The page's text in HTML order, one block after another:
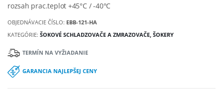
rozsah prac.teplot +45°C / -40°C
OBJEDNÁVACIE ČÍSLO: EBB-121-HA
KATEGÓRIE:ŠOKOVÉ SCHLADZOVAČE A ZMRAZOVAČE, ŠOKERY
TERMÍN NA VYŽIADANIE
GARANCIA NAJLEPŠEJ CENY